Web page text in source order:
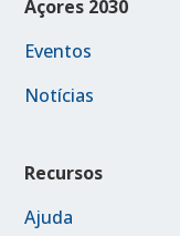
Açores 2030
Eventos
Notícias
Recursos
Ajuda